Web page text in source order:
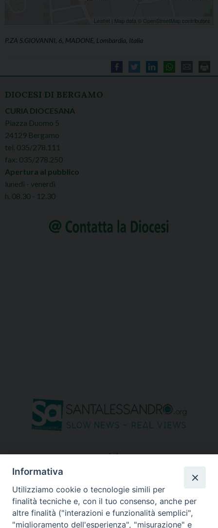
Leaflet | Map data © OpenStreetMap contributors
P.ZA S.GIOVANNI, 6, MADONE, Lombardia, Italia
DIOCESI DI BERGAMO
CURIA DIOCESANA
Piazza Duomo 5
24129 Bergamo
tel. 035/278.111
fax: 035/278.250
Apertura al pubblico
lunedì - venerdì
h. 08.30 - 12.30
seguici su
Informativa
Utilizziamo cookie o tecnologie simili per
finalità tecniche e, con il tuo consenso, anche per
altre finalità ("interazioni e funzionalità semplici",
"miglioramento dell'esperienza", "misurazione" e